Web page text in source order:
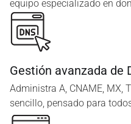
equipo especializado en
Gestión avanzada de
Administra A, CNAME, MX,
sencillo, pensado para